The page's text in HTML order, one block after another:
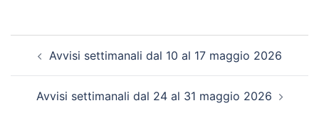
articoloAvvisi settimanali dal 10 al 17 maggio 2026
Avvisi settimanali dal 24 al 31 maggio 2026